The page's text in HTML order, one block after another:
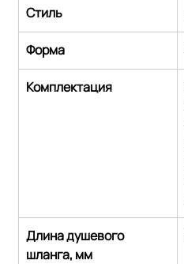
Стиль
Форма
Комплектация
Длина душевого
шланга, мм